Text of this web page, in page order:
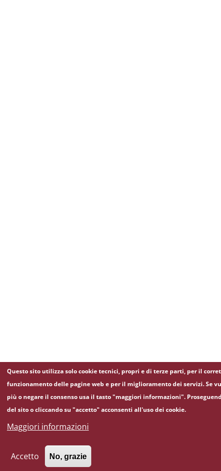
Questo sito utilizza solo cookie tecnici, propri e di terze parti, per il
funzionamento delle pagine web e per il miglioramento dei servizi. Se
più o negare il consenso usa il tasto "maggiori informazioni".
del sito o cliccando su "accetto" acconsenti all'uso dei cookie.
Maggiori informazioni
Accetto No, grazie